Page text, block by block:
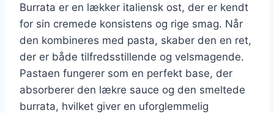
Burrata er en lækker italiensk ost, der er kendt
for sin cremede konsistens og rige smag. Når
den kombineres med pasta, skaber den en ret,
der er både tilfredsstillende og velsmagende.
Pastaen fungerer som en perfekt base, der
absorberer den lækre sauce og den smeltede
burrata, hvilket giver en uforglemmelig